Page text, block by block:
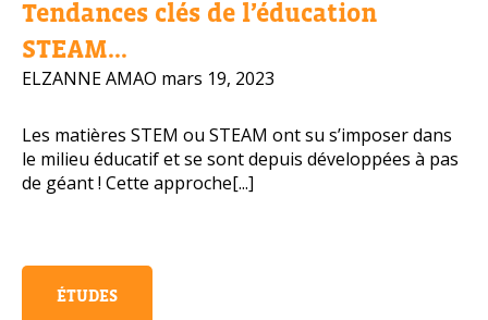
Tendances clés de l’éducation
STEAM...
ELZANNE AMAO mars 19, 2023
Les matières STEM ou STEAM ont su s’imposer dans
le milieu éducatif et se sont depuis développées à pas
de géant ! Cette approche[...]
ÉTUDES
Numéro de téléphone portable
Politique de confidentialité